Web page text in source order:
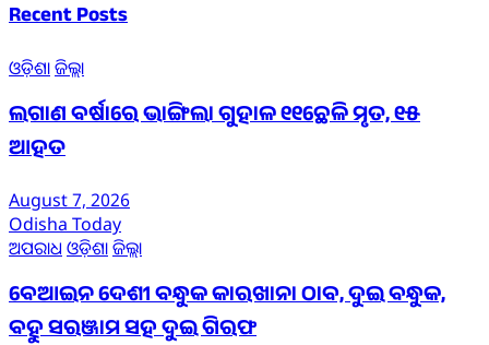
Recent Posts
ଓଡ଼ିଶାଜିଲ୍ଲା
ଲଗାଣ ବର୍ଷାରେ ଭାଙ୍ଗିଲା ଗୁହାଳ ୧୧ଛେଳି ମୃତ, ୧୫
ଆହତ
August 7, 2026
Odisha Today
ଅପରାଧ ଓଡ଼ିଶାଜିଲ୍ଲା
ବେଆଇନ ଦେଶୀ ବନ୍ଧୁକ କାରଖାନା ଠାବ, ଦୁଇ ବନ୍ଧୁକ,
ବହୁ ସରଞ୍ଜାମ ସହ ଦୁଇ ଗିରଫ